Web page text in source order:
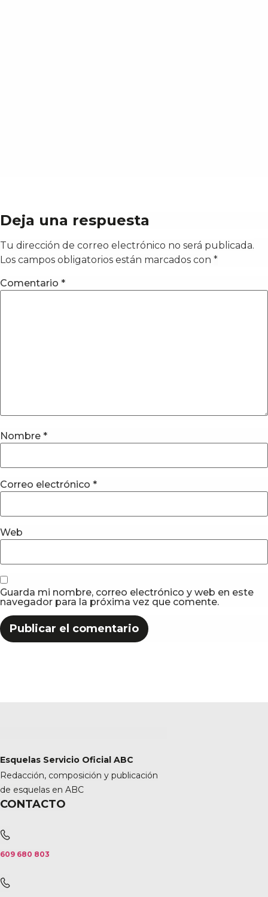
Deja una respuesta
Tu dirección de correo electrónico no será publicada.
Los campos obligatorios están marcados con *
Comentario *
Nombre *
Correo electrónico *
Web
Guarda mi nombre, correo electrónico y web en este
navegador para la próxima vez que comente.
Esquelas Servicio Oficial ABC
Redacción, composición y publicación
de esquelas en ABC
CONTACTO
609 680 803